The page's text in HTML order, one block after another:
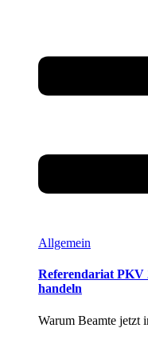
Allgemein
Referendariat PKV
handeln
Warum Beamte jetzt